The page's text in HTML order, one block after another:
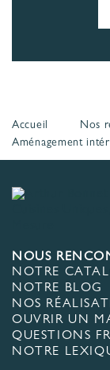
Accueil
Nos
Aménagement
NOUS
NOTRE
NOTRE BLOG
NOS
OUVRIR UN
QUESTIONS
NOTRE